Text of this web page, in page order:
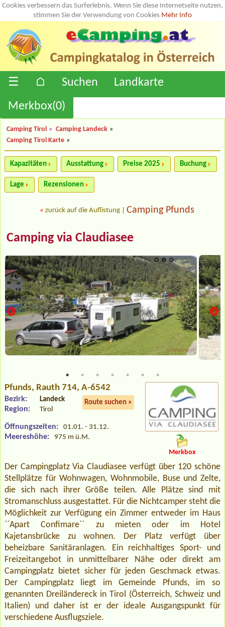
Cookies verbessern das Surferlebnis. Wenn Sie diese Internetseite nutzen,
stimmen Sie der Verwendung von Cookies Mehr Info
☰ ⌂ Suchen
Landkarte
Merkbox(0)
Camping Tirol » Camping Landeck »
Camping Tirol Karte »
Kapazitäten Ausstattung Preise 2025 Buchung
Lage Rezensionen
« zurück auf die Auflistung Camping Pfunds
Camping via Claudiasee
Pfunds, Rauth 714, A-6542
Route suchen »
Bezirk: Landeck
Region: Tirol
Öffnungszeiten: 01.01. - 31.12.
Meereshöhe: 975 m ü.M.
Merkbox
Der Campingplatz Via Claudiasee verfügt über 120 schöne
Stellplätze für Wohnwagen, Wohnmobile, Buse und Zelte,
die sich nach ihrer Größe teilen. Alle Plätze sind mit
Stromanschluss ausgestattet. Für die Nichtcamper steht die
Möglichkeit zur Verfügung ein Zimmer entweder im Haus
``Apart Confimare`` zu mieten oder im Hotel
Kajetansbrücke zu wohnen. Der Platz verfügt über
beheizbare Sanitäranlagen. Ein reichhaltiges Sport- und
Freizeitangebot in unmittelbarer Nähe oder direkt am
Campingplatz bietet sicher für jeden Geschmack etwas.
Der Campingplatz liegt im Gemeinde Pfunds, im so
genannten Dreiländereck in Tirol (Österreich, Schweiz und
Italien) und daher ist er der ideale Ausgangspunkt für
verschiedene Ausflugsziele.